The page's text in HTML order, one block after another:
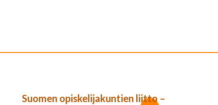
Suomen opiskelijakuntien liitto –